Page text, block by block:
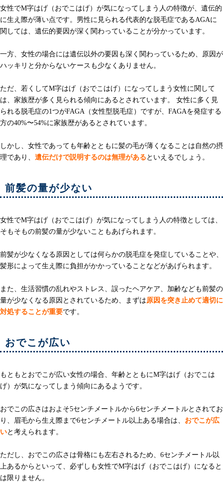
女性でM字はげ（おでこはげ）が気になってしまう人の特徴が、遺伝的
に生え際が薄い点です。男性に見られる代表的な脱毛症であるAGAに
関しては、遺伝的要因が深く関わっていることが分かっています。
一方、女性の場合には遺伝以外の要因も深く関わっているため、原因が
ハッキリと分からないケースも少なくありません。
ただ、若くしてM字はげ（おでこはげ）になってしまう女性に関して
は、家族歴が多く見られる傾向にあるとされています。 女性に多く見
られる脱毛症の1つがFAGA（女性型脱毛症）ですが、FAGAを発症する
方の40%〜54%に家族歴があるとされています。
しかし、女性であっても年齢とともに髪の毛が薄くなることは自然の摂
理であり、 遺伝だけで説明するのは無理がある といえるでしょう。
前髪の量が少ない
女性でM字はげ（おでこはげ）が気になってしまう人の特徴としては、
そもそもの前髪の量が少ないこともあげられます。
前髪が少なくなる原因としては何らかの脱毛症を発症していることや、
髪形によって生え際に負担がかかっていることなどがあげられます。
また、生活習慣の乱れやストレス、誤ったヘアケア、加齢なども前髪の
量が少なくなる原因とされているため、まずは原因を突き止めて適切に
対処することが重要です。
おでこが広い
もともとおでこが広い女性の場合、年齢とともにM字はげ（おでこは
げ）が気になってしまう傾向にあるようです。
おでこの広さはおよそ5センチメートルから6センチメートルとされてお
り、眉毛から生え際まで6センチメートル以上ある場合は、 おでこが広
いと考えられます。
ただし、おでこの広さは骨格にも左右されるため、6センチメートル以
上あるからといって、必ずしも女性でM字はげ（おでこはげ）になると
は限りません。